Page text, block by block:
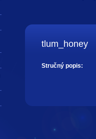
tlum_honey
Stručný popis: